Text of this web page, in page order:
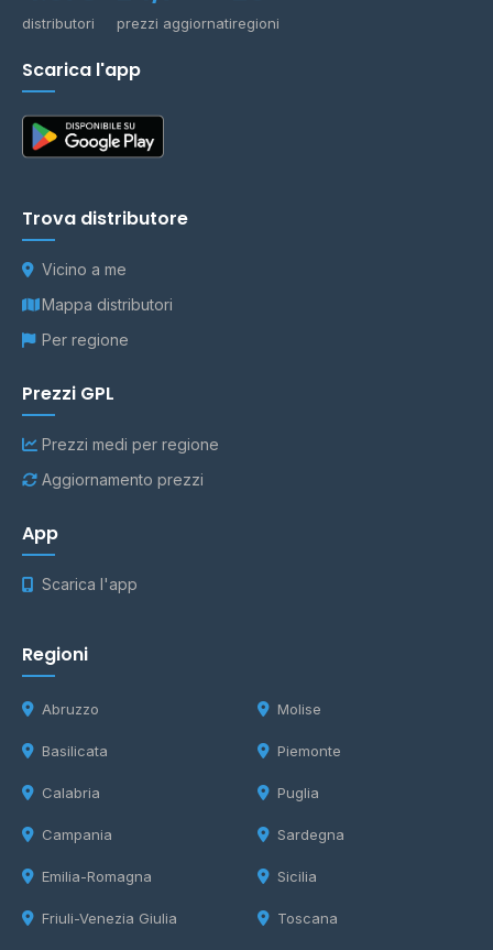
distributori prezzi aggiornatiregioni
Scarica l'app
Trova distributore
Vicino a me
Mappa distributori
Per regione
Prezzi GPL
Prezzi medi per regione
Aggiornamento prezzi
App
Scarica l'app
Regioni
Abruzzo
Basilicata
Calabria
Campania
Emilia-Romagna
Friuli-Venezia Giulia
Molise
Piemonte
Puglia
Sardegna
Sicilia
Toscana